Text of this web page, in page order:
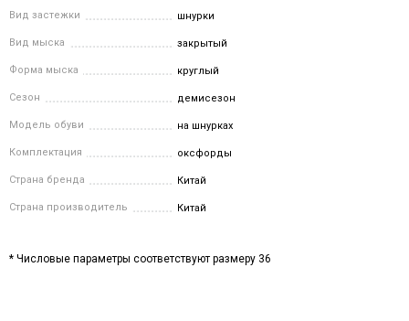
Вид застежки шнурки
Вид мыска закрытый
Форма мыска круглый
Сезон демисезон
Модель обуви на шнурках
Комплектация оксфорды
Страна бренда Китай
Страна производитель Китай
* Числовые параметры соответствуют размеру 36